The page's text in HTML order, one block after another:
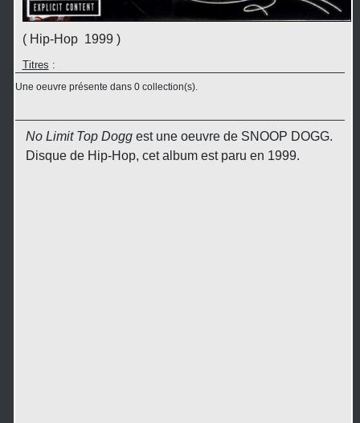
( Hip-Hop 1999 )
Titres :
Une oeuvre présente dans 0 collection(s).
No Limit Top Doggest une oeuvre de SNOOP DOGG.
Disque de Hip-Hop, cet album est paru en 1999.